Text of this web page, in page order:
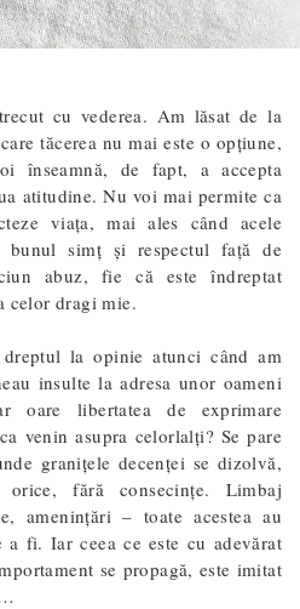
cu vederea. Am lăsat de la
tăcerea nu mai este o opțiune,
înseamnă, de fapt, a accepta
atitudine. Nu voi mai permite ca
viața, mai ales când acele
simț și respectul față de
abuz, fie că este îndreptat
celor dragi mie.
la opinie atunci când am
insulte la adresa unor oameni
oare libertatea de exprimare
venin asupra celorlalți? Se pare
granițele decenței se dizolvă,
fără consecințe. Limbaj
amenințări – toate acestea au
a fi. Iar ceea ce este cu adevărat
se propagă, este imitat